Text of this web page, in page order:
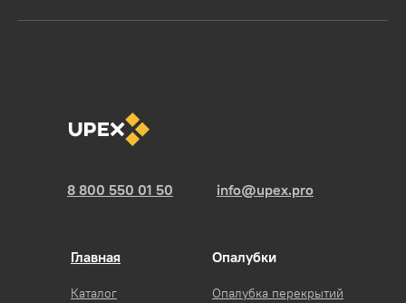
info@upex.pro
Каталог
Главная
Опалубка перекрытий
Опалубки
8 800 550 01 50